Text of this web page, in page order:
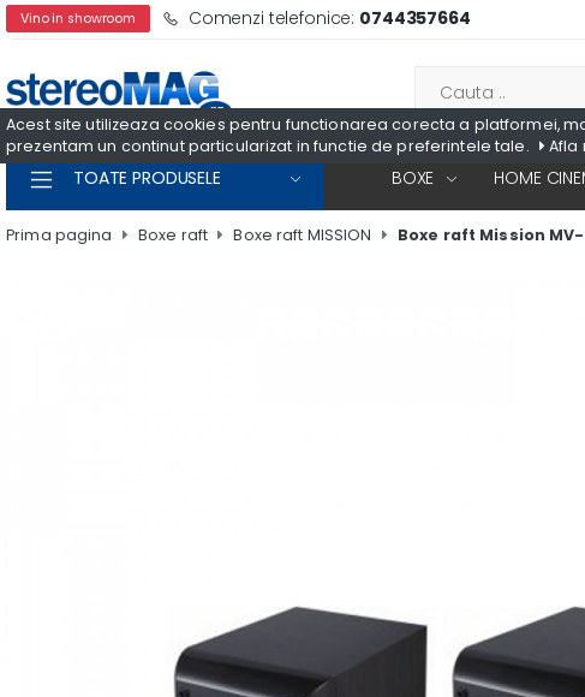
Acest site utilizeaza cookies pentru functionarea corecta a platformei,
prezentam un continut particularizat in functie de preferintele tale.
Afla
Vino in showroom Comenzi telefonice: 0744357664
TOATE PRODUSELE BOXE HOME
Prima pagina Boxe raft Boxe raft MISSION Boxe raft Mission